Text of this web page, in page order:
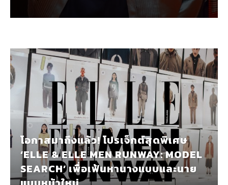
โอกาสมาถึงแล้ว! โปรเจ็กต์สุดพิเศษ
‘ELLE & ELLE MEN RUNWAY: MODEL
SEARCH’ เพื่อเฟ้นหานางแบบและนาย